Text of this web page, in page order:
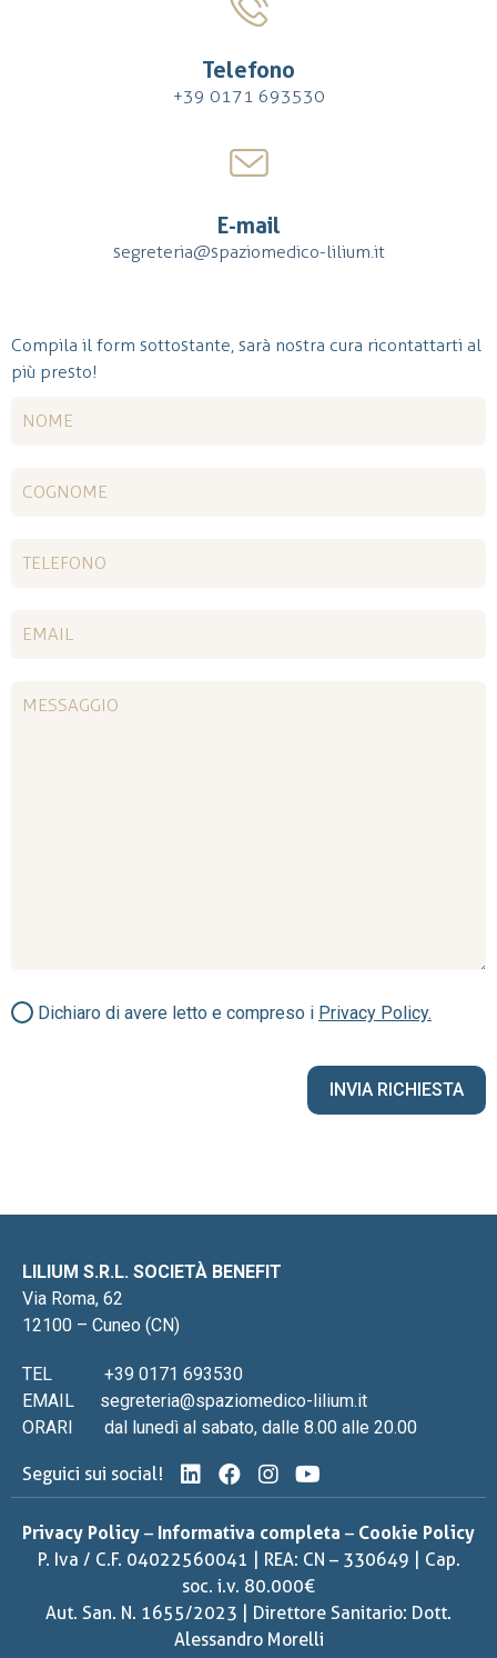
Telefono
+39 0171 693530
E-mail
segreteria@spaziomedico-lilium.it
Compila il form sottostante, sarà nostra cura ricontattarti al
più presto!
Dichiaro di avere letto e compreso i Privacy Policy.
LILIUM S.R.L. SOCIETÀ BENEFIT
Via Roma, 62
12100 – Cuneo (CN)
TEL
+39 0171 693530
EMAIL
segreteria@spaziomedico-lilium.it
ORARI
dal lunedì al sabato, dalle 8.00 alle 20.00
Seguici sui social!
Privacy Policy – Informativa completa – Cookie Policy
P. Iva / C.F. 04022560041 | REA: CN – 330649 | Cap.
soc. i.v. 80.000€
Aut. San. N. 1655/2023 | Direttore Sanitario: Dott.
Alessandro Morelli